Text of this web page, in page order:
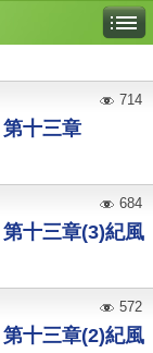
十三章
714
十三章(3)紀風
684
十三章(2)紀風
572